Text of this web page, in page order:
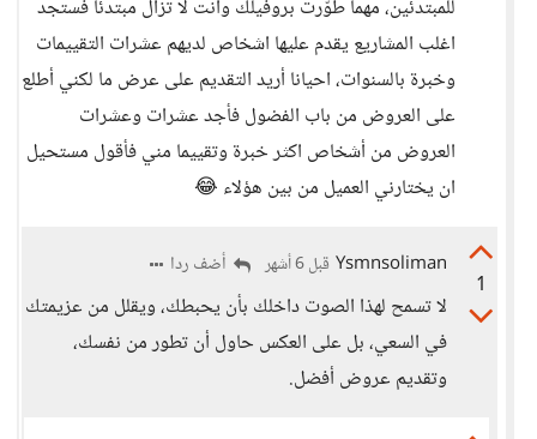
للمبتدئين، مهما طوّرت بروفيلك وانت لا تزال مبتدئا فستجد
اغلب المشاريع يقدم عليها اشخاص لديهم عشرات التقييمات
وخبرة بالسنوات، احيانا أريد التقديم على عرض ما لكني أطلع
على العروض من باب الفضول فأجد عشرات وعشرات
العروض من أشخاص اكثر خبرة وتقييما مني فأقول مستحيل
ان يختارني العميل من بين هؤلاء 😂
1
Ysmnsoliman قبل 6 أشهر أضف ردا
لا تسمح لهذا الصوت داخلك بأن يحبطك، ويقلل من عزيمتك
في السعي، بل على العكس حاول أن تطور من نفسك،
وتقديم عروض أفضل.